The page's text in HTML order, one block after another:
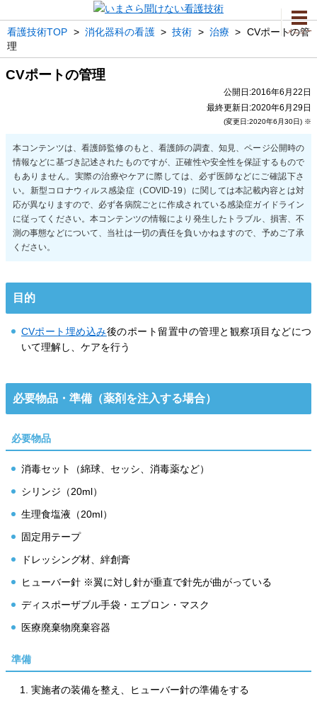
メニュー
看護技術TOP > 消化器科の看護>技術 > 治療 > CVポートの管
理
CVポートの管理
公開日:2016年6月22日
最終更新日:2020年6月29日
(変更日:2020年6月30日) ※
目的
CVポート埋め込み後のポート留置中の管理と観察項目などにつ
いて理解し、ケアを行う
必要物品・準備（薬剤を注入する場合）
必要物品
消毒セット（綿球、セッシ、消毒薬など）
シリンジ（20ml）
生理食塩液（20ml）
固定用テープ
ドレッシング材、絆創膏
ヒューバー針 ※翼に対し針が垂直で針先が曲がっている
ディスポーザブル手袋・エプロン・マスク
医療廃棄物廃棄容器
準備
実施者の装備を整え、ヒューバー針の準備をする